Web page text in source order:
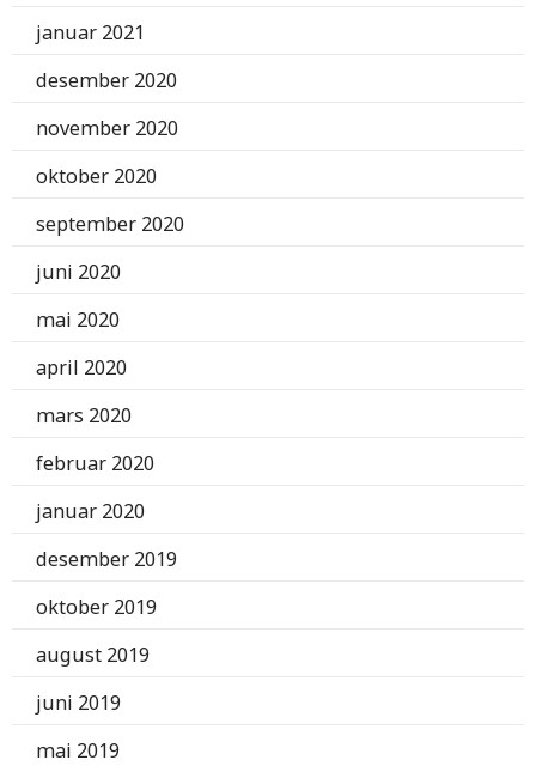
januar 2021
desember 2020
november 2020
oktober 2020
september 2020
juni 2020
mai 2020
april 2020
mars 2020
februar 2020
januar 2020
desember 2019
oktober 2019
august 2019
juni 2019
mai 2019